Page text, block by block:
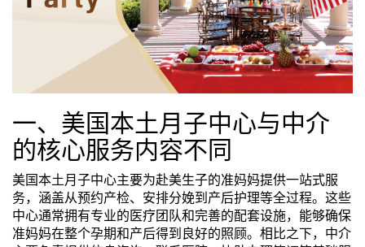
一、美国本土月子中心与中介
的核心服务内容不同
美国本土月子中心主要为赴美生子的准妈妈提供一站式服
务，涵盖从预约产检、安排分娩到产后护理等全过程。这些
中心通常拥有专业的医疗团队和完善的配套设施，能够确保
准妈妈在整个孕期和产后得到良好的照顾。相比之下，中介